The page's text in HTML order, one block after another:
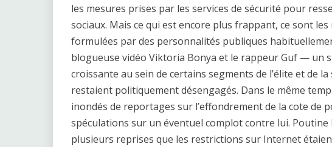
les mesures prises par les services de sécurité pour
sociaux. Mais ce qui est encore plus frappant, ce sont
formulées par des personnalités publiques
blogueuse vidéo Viktoria Bonya et le rappeur Guf — un
croissante au sein de certains segments de l’élite et de
restaient politiquement désengagés. Dans le même
inondés de reportages sur l’effondrement de la cote de
spéculations sur un éventuel complot contre lui.
plusieurs reprises que les restrictions sur Internet